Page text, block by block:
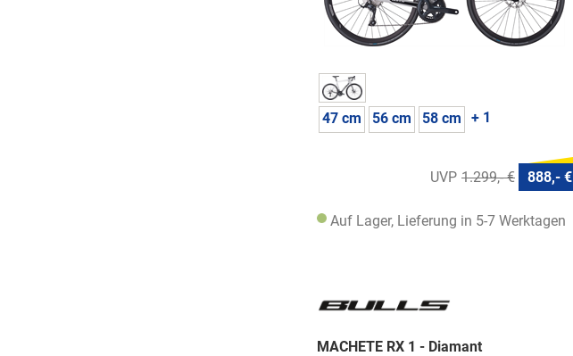
47 cm 56 cm 58 cm + 1
1.299,- € 888,- €
Auf Lager, Lieferung in 5-7 Werktagen
MACHETE RX 1 - Diamant